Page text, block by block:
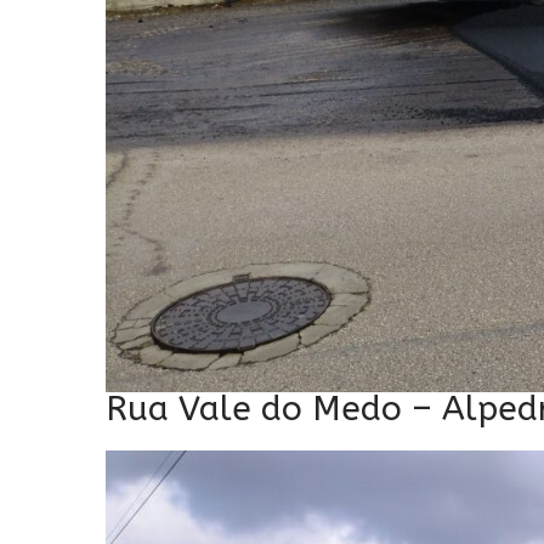
Rua Vale do Medo –